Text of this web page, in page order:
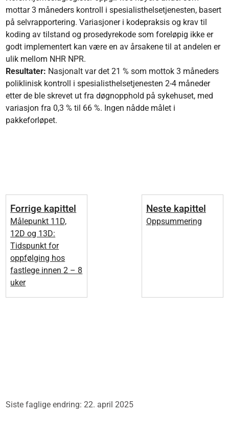
mottar 3 måneders kontroll i spesialisthelsetjenesten, basert
på selvrapportering. Variasjoner i kodepraksis og krav til
koding av tilstand og prosedyrekode som foreløpig ikke er
godt implementert kan være en av årsakene til at andelen er
ulik mellom NHR NPR.
Resultater: Nasjonalt var det 21 % som mottok 3 måneders
poliklinisk kontroll i spesialisthelsetjenesten 2-4 måneder
etter de ble skrevet ut fra døgnopphold på sykehuset, med
variasjon fra 0,3 % til 66 %. Ingen nådde målet i
pakkeforløpet.
Forrige kapittel
Målepunkt 11D,
12D og 13D:
Tidspunkt for
oppfølging hos
fastlege innen 2 – 8
uker
Neste kapittel
Oppsummering
Siste faglige endring: 22. april 2025